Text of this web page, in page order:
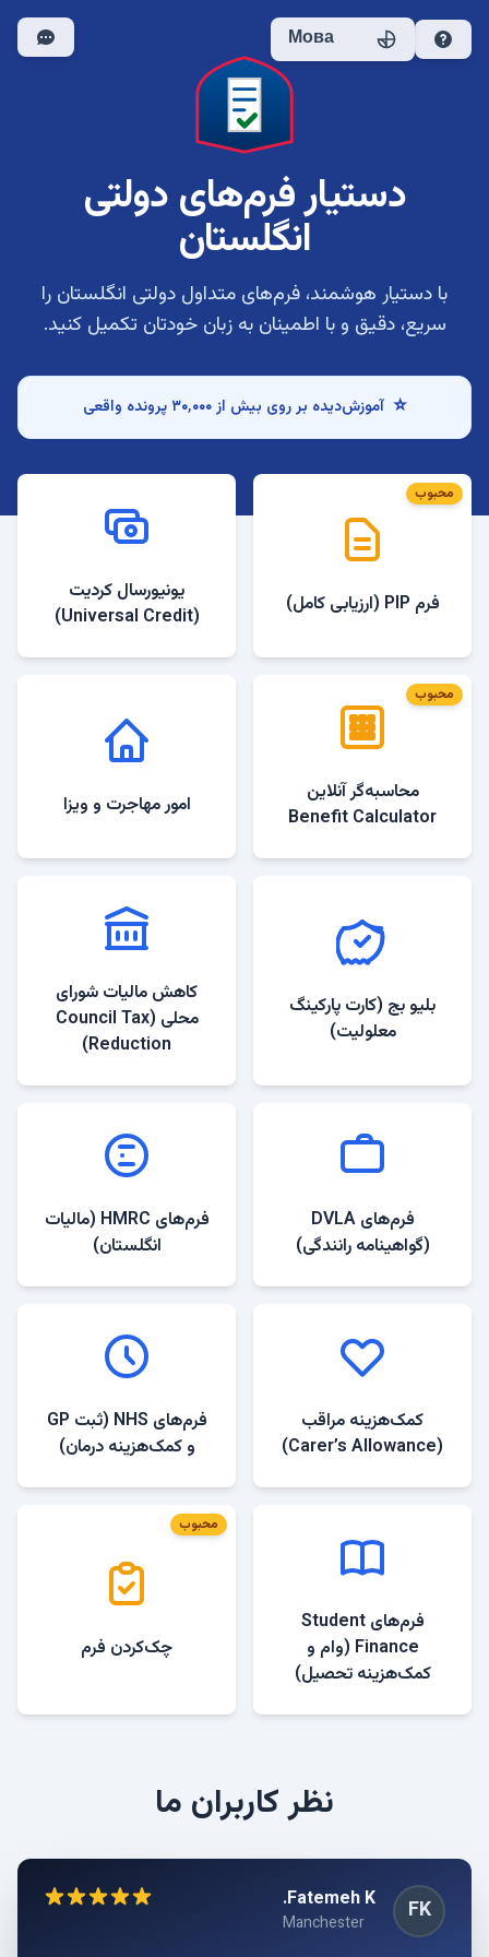
Мова
دستیار فرم‌های دولتی
انگلستان
با دستیار هوشمند، فرم‌های متداول دولتی انگلستان را
سریع، دقیق و با اطمینان به زبان خودتان تکمیل کنید.
⭐ آموزش‌دیده بر روی بیش از ۳۰٬۰۰۰ پرونده واقعی
محبوب
فرم PIP (ارزیابی کامل)
یونیورسال کردیت
(Universal Credit)
محبوب
Benefit Calculator
امور مهاجرت و ویزا
بلیو بج (کارت پارکینگ
معلولیت)
کاهش مالیات شورای
محلی (Council Tax
Reduction)
فرم‌های DVLA
(گواهینامه رانندگی)
فرم‌های HMRC (مالیات
انگلستان)
کمک‌هزینه مراقب
(Carer’s Allowance)
فرم‌های NHS (ثبت GP
و کمک‌هزینه درمان)
فرم‌های Student
Finance (وام و
کمک‌هزینه تحصیل)
محبوب
چک‌کردن فرم
نظر کاربران ما
FK
Fatemeh K.
Manchester DS
David S.
London OP
Olena P.
Birmingham KW
Katarzyna W.
Leeds AM
Ahmed M.
Glasgow MI
Maria I.
Bristol RA
Reza A.
Liverpool SR
Sofia R.
Newcastle JL
Jakub L.
Sheffield